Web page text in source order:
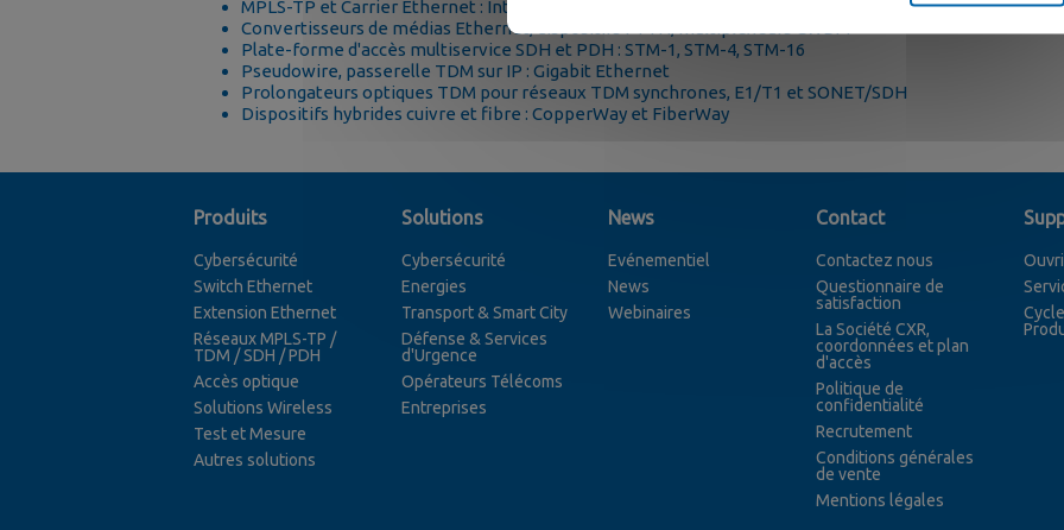
MPLS-TP et Carrier Ethernet : Interfaces Gigabit et 10-Gigabit
Convertisseurs de médias Ethernet, dispositifs FTTH, multiplexeurs CWDM
Plate-forme d'accès multiservice SDH et PDH : STM-1, STM-4, STM-16
Pseudowire, passerelle TDM sur IP : Gigabit Ethernet
Prolongateurs optiques TDM pour réseaux TDM synchrones, E1/T1 et SONET/SDH
Dispositifs hybrides cuivre et fibre : CopperWay et FiberWay
Produits
Cybersécurité
Switch Ethernet
Extension Ethernet
Réseaux MPLS-TP /
TDM / SDH / PDH
Accès optique
Solutions Wireless
Test et Mesure
Autres solutions
Solutions
Cybersécurité
Energies
Transport & Smart City
Défense & Services
d'Urgence
Opérateurs Télécoms
Entreprises
News
Evénementiel
News
Webinaires
Contact
Contactez nous
Questionnaire de
satisfaction
La Société CXR,
coordonnées et plan
d'accès
Politique de
confidentialité
Recrutement
Conditions générales
de vente
Mentions légales